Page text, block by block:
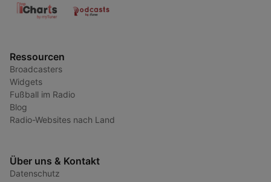
Ressourcen
Broadcasters
Widgets
Fußball im Radio
Blog
Radio-Websites nach Land
Über uns & Kontakt
Datenschutz